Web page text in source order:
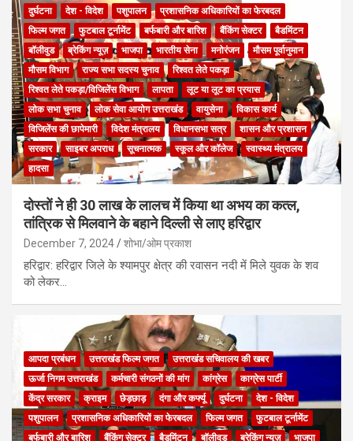
दुर्घटना
देश - विदेश पशुपालन
प्रशासनिक अधिकारियों का फेरबदल
फिल्म जगत
फुटबाल टूर्नामेंट बर्फबारी और बारिश बैंकिंग सेक्टर
बैडमिंटन
बॉलीवुड
ब्रेकिंग न्यूज़ भाजपा भारतीय सेना मनोरंजन
मौसम पूर्वानुमान
मौसम विभाग
राज्य सभा सदस्य चुनाव
रिश्वत लेते पकड़ा
रिश्वत लेते पकड़ा/विजिलेंस विभाग
लापता
लूट या लूट का प्रयास
लोक सभा चुनाव
लोक सेवा आयोग उत्तराखंड वायुसेना
विकास कार्य
विजिलेंस की छापेमारी
विदेश मंत्रालय विधानसभा सत्र
शासन और प्रशासन
सरकार
साइबर अपराध सूचनात्मक स्कूल और कॉलेज
स्वास्थ्य मंत्रालय
हादसा
दोस्तों ने ही 30 लाख के लालच में किया था अभय का कत्ल,
तांत्रिक से मिलवाने के बहाने दिल्ली से लाए हरिद्वार
December 7, 2024 शोभा/ओम प्रकाश
हरिद्वार: हरिद्वार जिले के श्यामपुर क्षेत्र की रवासन नदी में मिले युवक के शव
को लेकर…
आपदा प्रबंधन उत्तराखंड फिल्म जगत
उत्तराखंड सचिवालय की खबर
ऊर्जा निगम उत्तराखंड
कर्मचारी संगठनों की मांग कांग्रेस
काग्रेस पार्टी
केंद्र सरकार
क्राइम छेड़छाड़ दंगा और कर्फ्यू दुर्घटना
देश - विदेश
पशुपालन
प्रशासनिक अधिकारियों का फेरबदल फिल्म जगत
फुटबाल टूर्नामेंट
बर्फबारी और बारिश
बैंकिंग सेक्टर बैडमिंटन बॉलीवुड ब्रेकिंग न्यूज़
भाजपा